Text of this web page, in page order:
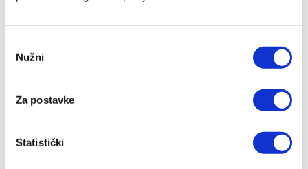
Selection
Nužni
Za postavke
Statistički
Zvanično: Xabi Alonso je novi trener Real Madrida